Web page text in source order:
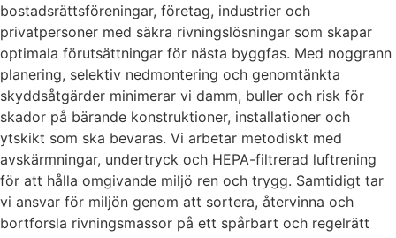
bostadsrättsföreningar, företag, industrier och
privatpersoner med säkra rivningslösningar som skapar
optimala förutsättningar för nästa byggfas. Med noggrann
planering, selektiv nedmontering och genomtänkta
skyddsåtgärder minimerar vi damm, buller och risk för
skador på bärande konstruktioner, installationer och
ytskikt som ska bevaras. Vi arbetar metodiskt med
avskärmningar, undertryck och HEPA-filtrerad luftrening
för att hålla omgivande miljö ren och trygg. Samtidigt tar
vi ansvar för miljön genom att sortera, återvinna och
bortforsla rivningsmassor på ett spårbart och regelrätt